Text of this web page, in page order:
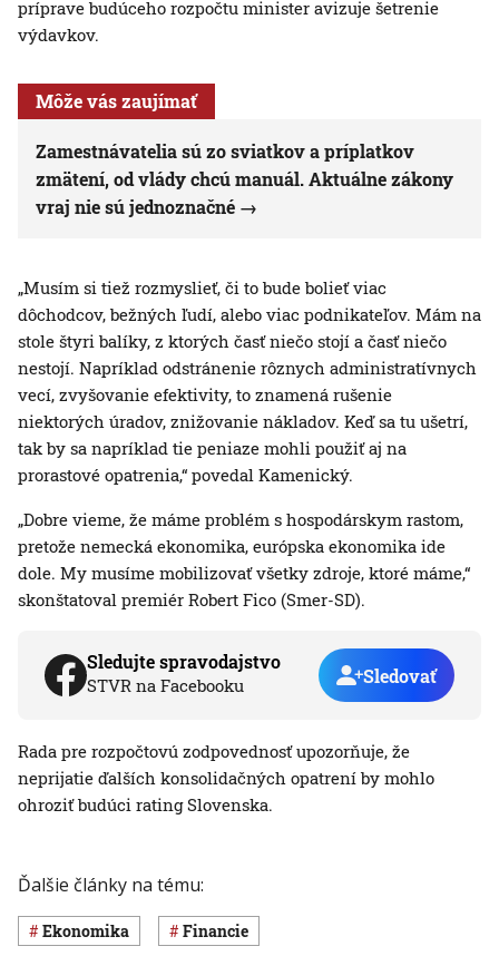
príprave budúceho rozpočtu minister avizuje šetrenie
výdavkov.
Môže vás zaujímať
Zamestnávatelia sú zo sviatkov a príplatkov
zmätení, od vlády chcú manuál. Aktuálne zákony
vraj nie sú jednoznačné
„Musím si tiež rozmyslieť, či to bude bolieť viac
dôchodcov, bežných ľudí, alebo viac podnikateľov. Mám na
stole štyri balíky, z ktorých časť niečo stojí a časť niečo
nestojí. Napríklad odstránenie rôznych administratívnych
vecí, zvyšovanie efektivity, to znamená rušenie
niektorých úradov, znižovanie nákladov. Keď sa tu ušetrí,
tak by sa napríklad tie peniaze mohli použiť aj na
prorastové opatrenia,“ povedal Kamenický.
„Dobre vieme, že máme problém s hospodárskym rastom,
pretože nemecká ekonomika, európska ekonomika ide
dole. My musíme mobilizovať všetky zdroje, ktoré máme,“
skonštatoval premiér Robert Fico (Smer-SD).
Sledujte spravodajstvo
STVR na Facebooku Sledovať
Rada pre rozpočtovú zodpovednosť upozorňuje, že
neprijatie ďalších konsolidačných opatrení by mohlo
ohroziť budúci rating Slovenska.
Ďalšie články na tému:
ekonomika Financie